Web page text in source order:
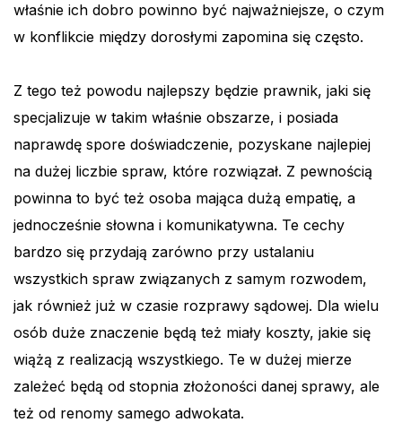
właśnie ich dobro powinno być najważniejsze, o czym
w konflikcie między dorosłymi zapomina się często.
Z tego też powodu najlepszy będzie prawnik, jaki się
specjalizuje w takim właśnie obszarze, i posiada
naprawdę spore doświadczenie, pozyskane najlepiej
na dużej liczbie spraw, które rozwiązał. Z pewnością
powinna to być też osoba mająca dużą empatię, a
jednocześnie słowna i komunikatywna. Te cechy
bardzo się przydają zarówno przy ustalaniu
wszystkich spraw związanych z samym rozwodem,
jak również już w czasie rozprawy sądowej. Dla wielu
osób duże znaczenie będą też miały koszty, jakie się
wiążą z realizacją wszystkiego. Te w dużej mierze
zależeć będą od stopnia złożoności danej sprawy, ale
też od renomy samego adwokata.